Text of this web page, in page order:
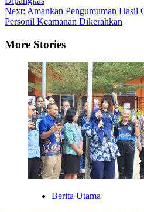
navigation
Next: Amankan Pengumuman Hasil
Personil Keamanan Dikerahkan
More Stories
Berita Utama